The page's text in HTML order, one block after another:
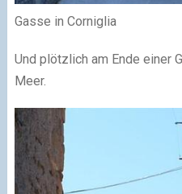
Gasse in Corniglia
Und plötzlich am Ende einer
Meer.